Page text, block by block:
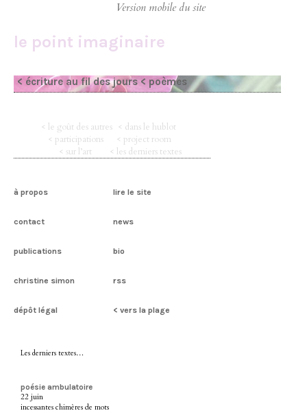
le point imaginaire
< écriture au fil des jours < poèmes
< le goût des autres < dans le hublot
< participations
< project room
< sur l’art
< les derniers textes
à propos lire le site
contact news
publications bio
christine simon rss
dépôt légal < vers la plage
Les derniers textes…
poésie ambulatoire
22 juin
incessantes chimères de mots